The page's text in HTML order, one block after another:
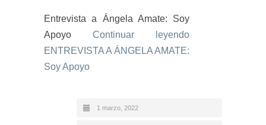
Entrevista a Ángela Amate: Soy
Apoyo Continuar leyendo
ENTREVISTA A ÁNGELA AMATE:
Soy Apoyo
1 marzo, 2022